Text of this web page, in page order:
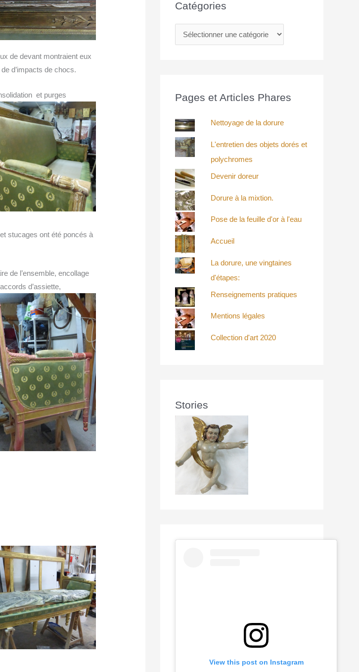
de devant montraient eux
d’impacts de chocs.
et purges
stucages ont été poncés à
de l’ensemble, encollage
d’assiette,
Catégories
Pages et Articles Phares
Nettoyage de la dorure
L'entretien des objets dorés et
polychromes
Devenir doreur
Dorure à la mixtion.
Pose de la feuille d'or à l'eau
Accueil
La dorure, une vingtaines
d'étapes:
Renseignements pratiques
Mentions légales
Collection d'art 2020
Stories
View this post on Instagram